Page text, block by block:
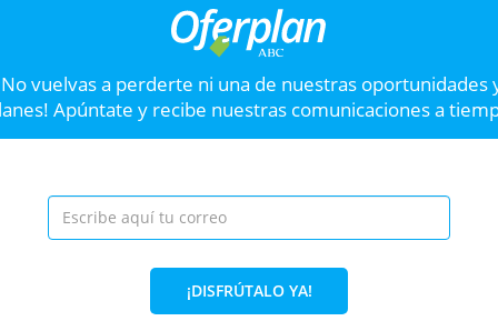
Entradas Hondo Festival
Gran Teatro CaixaBank Príncipe Pío
Cuesta se San Vicente, 44,
SiguienteEntradas Fin de
El prestigioso pianista
vuelvas a perderte ni una de nuestras oportunidades
Apúntate y recibe nuestras comunicaciones a
¡DISFRÚTALO YA!